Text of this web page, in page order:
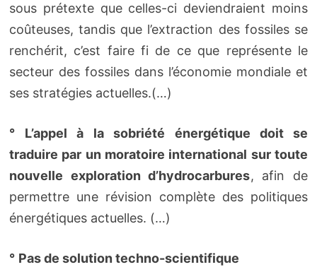
sous prétexte que celles-ci deviendraient moins
coûteuses, tandis que l’extraction des fossiles se
renchérit, c’est faire fi de ce que représente le
secteur des fossiles dans l’économie mondiale et
ses stratégies actuelles.(…)
°
L’appel à la sobriété énergétique doit se
traduire par un moratoire international sur toute
nouvelle exploration d’hydrocarbures, afin de
permettre une révision complète des politiques
énergétiques actuelles. (…)
° Pas de solution techno-scientifique